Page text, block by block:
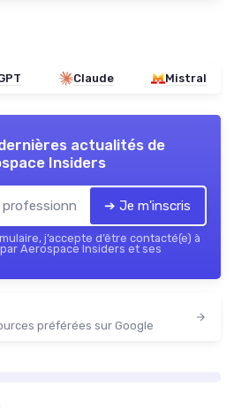
Claude Mistral
actualités de
Insiders
➔ Je m'inscris
j’accepte d’être contacté(e) à
Aerospace Insiders et ses
préférées sur Google